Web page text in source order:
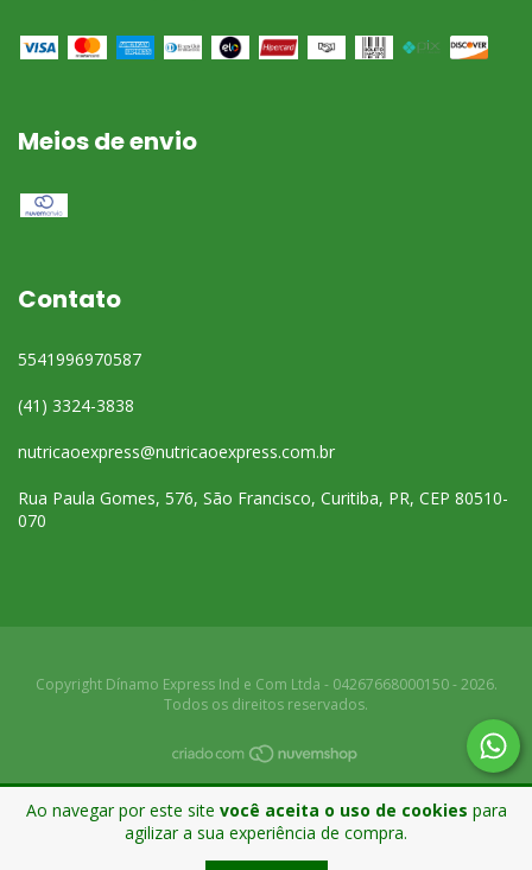
Ao navegar por este site você aceita o uso de cookies para
agilizar a sua experiência de compra.
Meios de envio
Contato
5541996970587
(41) 3324-3838
nutricaoexpress@nutricaoexpress.com.br
Rua Paula Gomes, 576, São Francisco, Curitiba, PR, CEP 80510-
070
Copyright Dínamo Express Ind e Com Ltda - 04267668000150 - 2026.
Todos os direitos reservados.